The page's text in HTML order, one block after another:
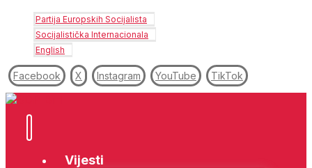
Partija Europskih Socijalista
Socijalistička Internacionala
English
Facebook X Instagram YouTube TikTok
Vijesti